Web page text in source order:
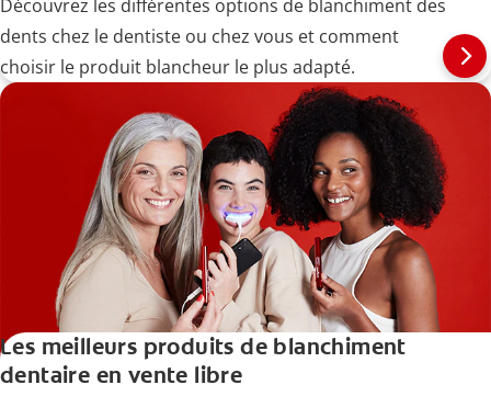
Découvrez les différentes options de blanchiment des
dents chez le dentiste ou chez vous et comment
choisir le produit blancheur le plus adapté.
Les meilleurs produits de blanchiment
dentaire en vente libre